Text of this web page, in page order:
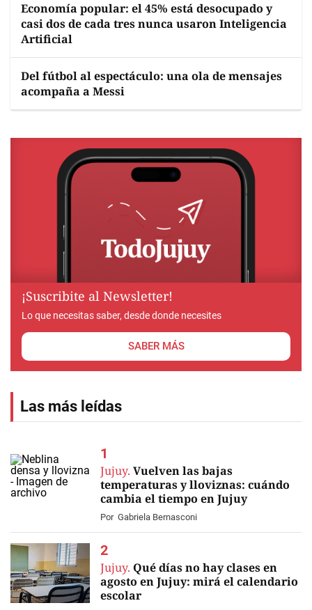
Economía popular: el 45% está desocupado y
casi dos de cada tres nunca usaron Inteligencia
Artificial
Del fútbol al espectáculo: una ola de mensajes
acompaña a Messi
¡Suscribite al Newsletter!
Lo que necesitas saber, desde donde necesites
SABER MÁS
Las más leídas
Jujuy. Vuelven las bajas
temperaturas y lloviznas: cuándo
cambia el tiempo en Jujuy
Por Gabriela Bernasconi
Jujuy. Qué días no hay clases en
agosto en Jujuy: mirá el calendario
escolar